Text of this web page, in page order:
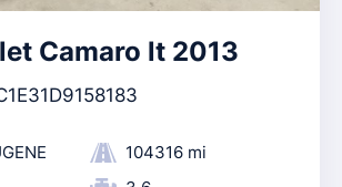
Camaro lt 2013
104316 mi